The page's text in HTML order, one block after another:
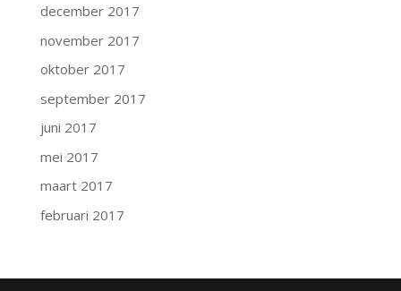
december 2017
november 2017
oktober 2017
september 2017
juni 2017
mei 2017
maart 2017
februari 2017